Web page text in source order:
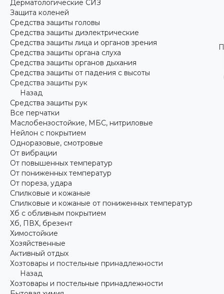
Дерматологические СИЗ
Защита коленей
Средства защиты головы
Средства защиты диэлектрические
Средства защиты лица и органов зрения
Средства защиты органа слуха
Средства защиты органов дыхания
Средства защиты от падения с высоты
Средства защиты рук
Назад
Средства защиты рук
Все перчатки
Маслобензостойкие, МБС, нитриловые
Нейлон с покрытием
Одноразовые, смотровые
От вибрации
От повышенных температур
От пониженных температур
От пореза, удара
Спилковые и кожаные
Спилковые и кожаные от пониженных температур
Хб с обливным покрытием
Хб, ПВХ, брезент
Химостойкие
Хозяйственные
Активный отдых
Хозтовары и постельные принадлежности
Назад
Хозтовары и постельные принадлежности